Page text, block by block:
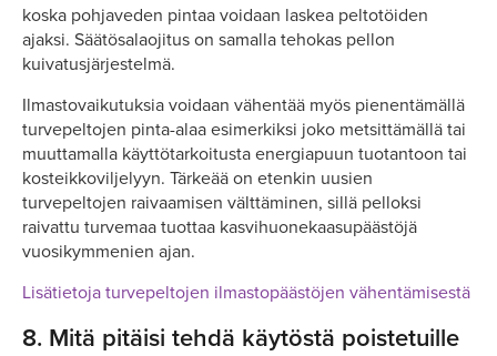
koska pohjaveden pintaa voidaan laskea peltotöiden
ajaksi. Säätösalaojitus on samalla tehokas pellon
kuivatusjärjestelmä.
Ilmastovaikutuksia voidaan vähentää myös pienentämällä
turvepeltojen pinta-alaa esimerkiksi joko metsittämällä tai
muuttamalla käyttötarkoitusta energiapuun tuotantoon tai
kosteikkoviljelyyn. Tärkeää on etenkin uusien
turvepeltojen raivaamisen välttäminen, sillä pelloksi
raivattu turvemaa tuottaa kasvihuonekaasupäästöjä
vuosikymmenien ajan.
Lisätietoja turvepeltojen ilmastopäästöjen vähentämisestä
8. Mitä pitäisi tehdä käytöstä poistetuille